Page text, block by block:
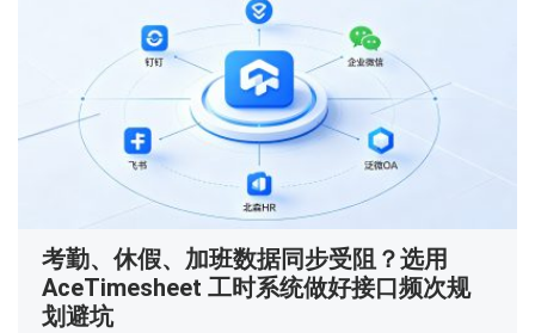
考勤、休假、加班数据同步受阻？选用
AceTimesheet 工时系统做好接口频次规
划避坑